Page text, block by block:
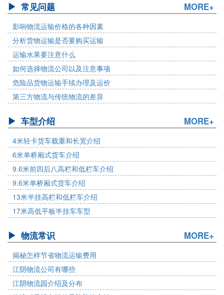
常见问题 MORE+
影响物流运输价格的各种因素
分析货物运输是否要购买运输
运输水果要注意什么
如何选择物流公司以及注意事项
危险品货物运输手续办理及运价
第三方物流与传统物流的差异
车型介绍 MORE+
4米轻卡货车载重和长宽介绍
6米单桥厢式货车介绍
9.6米前四后八高栏和低栏车介绍
9.6米单桥厢式货车介绍
13米半挂高栏和低栏车介绍
17米高低平板半挂车车型
物流常识 MORE+
揭秘怎样节省物流运输费用
江阴物流公司有哪些
江阴物流园介绍及分布